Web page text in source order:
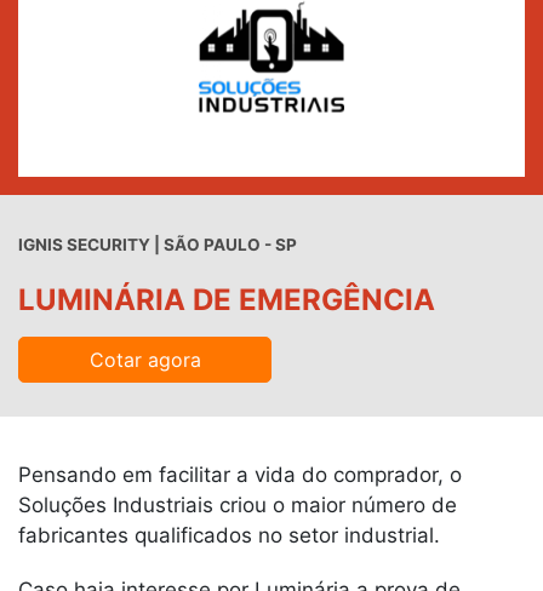
IGNIS SECURITY | SÃO PAULO - SP
LUMINÁRIA DE EMERGÊNCIA
Cotar agora
Pensando em facilitar a vida do comprador, o
Soluções Industriais criou o maior número de
fabricantes qualificados no setor industrial.